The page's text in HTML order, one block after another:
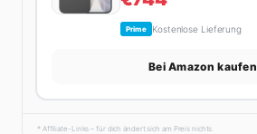
Prime Kostenlose Lieferung
Bei Amazon kaufen
* Affiliate-Links – für dich ändert sich am Preis nichts.